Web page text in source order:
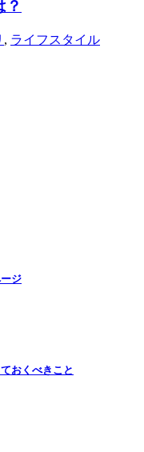
？
, ライフスタイル
ジ
おくべきこと